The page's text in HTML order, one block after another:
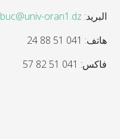
البريد: buc@univ-oran1.dz
هاتف: 041 51 88 24
فاكس: 041 51 82 57